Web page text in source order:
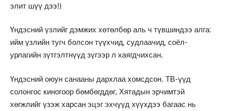
элит шүү дээ!)
Үндэсний үзлийг дэмжих хөтөлбөр аль ч түвшиндээ алга:
ийм үзлийн тугч болсон түүхчид, судлаачид, соёл-
урлагийн зүтгэлтнүүд зүгээр л хаягдчихсан.
Үндэсний оюун санааны дархлаа хомсдсон. ТВ-үүд
солонгос киногоор бөмбөгддөг, Хятадын эрчимтэй
хөгжлийг үзэж харсан эцэг эхчүүд хүүхдээ багаас нь